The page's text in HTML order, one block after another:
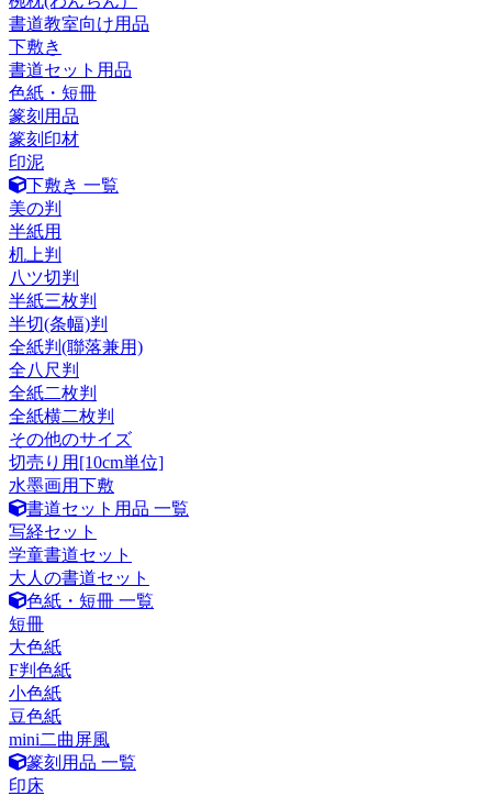
書道教室向け用品
下敷き
書道セット用品
色紙・短冊
篆刻用品
篆刻印材
印泥
下敷き 一覧
美の判
半紙用
机上判
八ツ切判
半紙三枚判
半切(条幅)判
全紙判(聯落兼用)
全八尺判
全紙二枚判
全紙横二枚判
その他のサイズ
切売り用[10cm単位]
水墨画用下敷
書道セット用品 一覧
写経セット
学童書道セット
大人の書道セット
色紙・短冊 一覧
短冊
大色紙
F判色紙
小色紙
豆色紙
mini二曲屏風
篆刻用品 一覧
印床